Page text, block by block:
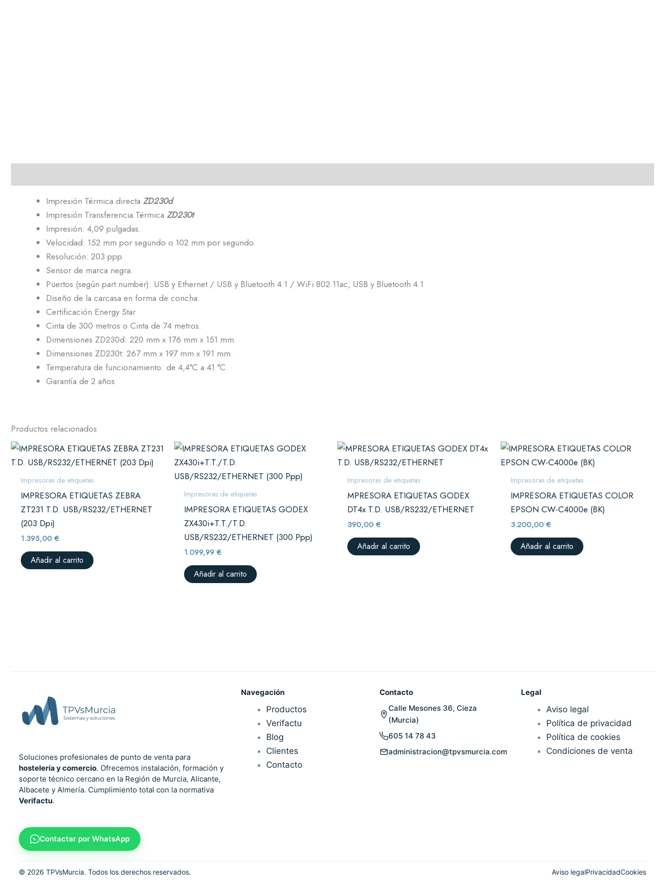
Impresión Térmica directa ZD230d
Impresión Transferencia Térmica ZD230t
Impresión: 4,09 pulgadas.
Velocidad: 152 mm por segundo o 102 mm por segundo.
Resolución: 203 ppp
Sensor de marca negra.
Puertos (según part number): USB y Ethernet / USB y Bluetooth 4.1 / WiFi 802.11ac, USB y Bluetooth 4.1
Diseño de la carcasa en forma de concha.
Certificación Energy Star
Cinta de 300 metros o Cinta de 74 metros.
Dimensiones ZD230d: 220 mm x 176 mm x 151 mm.
Dimensiones ZD230t: 267 mm x 197 mm x 191 mm.
Temperatura de funcionamiento: de 4,4°C a 41 °C
Garantía de 2 años
Productos relacionados
Impresoras de etiquetas
IMPRESORA ETIQUETAS ZEBRA
ZT231 T.D. USB/RS232/ETHERNET
(203 Dpi)
1.395,00€
Añadir al carrito
Impresoras de etiquetas
IMPRESORA ETIQUETAS GODEX
ZX430i+T.T./T.D.
USB/RS232/ETHERNET (300 Ppp)
1.099,99€
Añadir al carrito
Impresoras de etiquetas
MPRESORA ETIQUETAS GODEX
DT4x T.D. USB/RS232/ETHERNET
390,00€
Añadir al carrito
Impresoras de etiquetas
IMPRESORA ETIQUETAS COLOR
EPSON CW-C4000e (BK)
3.200,00€
Añadir al carrito
Soluciones profesionales de punto de venta para
hostelería y comercio. Ofrecemos instalación, formación y
soporte técnico cercano en la Región de Murcia, Alicante,
Albacete y Almería. Cumplimiento total con la normativa
Verifactu.
Contactar por WhatsApp
Navegación
Productos
Verifactu
Blog
Clientes
Contacto
Contacto
Calle Mesones 36, Cieza
(Murcia)
605 14 78 43
administracion@tpvsmurcia.com
Legal
Aviso legal
Política de privacidad
Política de cookies
Condiciones de venta
© 2026 TPVsMurcia. Todos los derechos reservados. Aviso legalPrivacidadCookies